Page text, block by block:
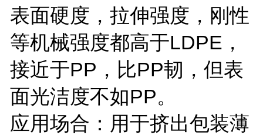
表面硬度，拉伸强度，刚性
等机械强度都高于LDPE，
接近于PP，比PP韧，但表
面光洁度不如PP。
应用场合：用于挤出包装薄